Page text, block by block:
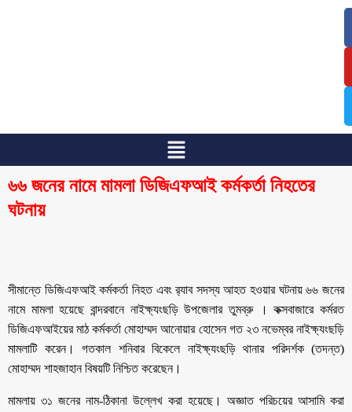
৬৬ জনের নামে মামলা ডিজিএফআই কর্মকর্তা নিহতের
ঘটনায়
সীমান্তে ডিজিএফআই কর্মকর্তা নিহত এবং র‍্যাব সদস্য আহত হওয়ার ঘটনায় ৬৬ জনের
নামে মামলা হয়েছে বান্দরবানে নাইক্ষ্যংছড়ি উপজেলার তুমব্রু । কক্সবাজারে কর্মরত
ডিজিএফআইয়ের মাঠ কর্মকর্তা মোহাম্মদ আনোয়ার হোসেন গত ২৩ নভেম্বর নাইক্ষ্যংছড়ি
মামলাটি করেন। গতকাল শনিবার বিকেলে নাইক্ষ্যংছড়ি থানার পরিদর্শক (তদন্ত)
মোহাম্মদ শাহজাহান বিষয়টি নিশ্চিত করেছেন।
মামলায় ৩১ জনের নাম-ঠিকানা উল্লেখ করা হয়েছে। অজ্ঞাত পরিচয়ের আসামি করা